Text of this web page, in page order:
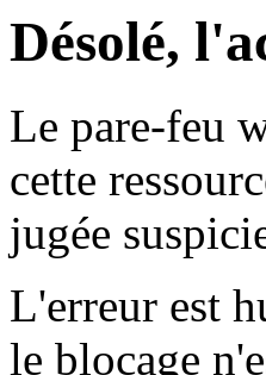
Désolé,
Le pare-feu
cette
jugée
L'erreur est
le blocage